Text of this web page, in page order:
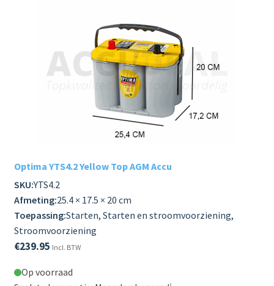
Optima YTS4.2 Yellow Top AGM Accu
SKU:YTS4.2
Afmeting:25.4 × 17.5 × 20 cm
Toepassing:Starten, Starten en stroomvoorziening,
Stroomvoorziening
€239.95 Incl. BTW
Op voorraad